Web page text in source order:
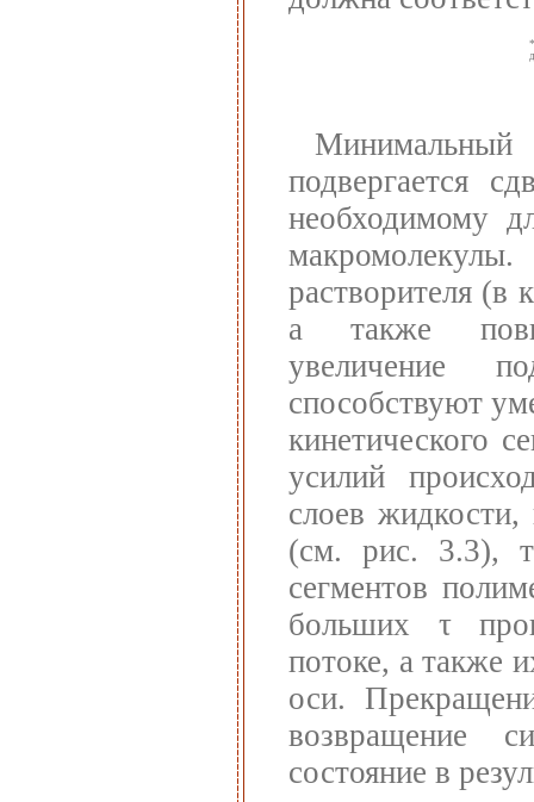
*
д
подвергается
необходимому
растворителя (в
а также
увеличение
способствуют
кинетического
усилий
слоев
(см. рис. 3.3),
сегментов
больших τ
потоке, а также
оси.
возвращение
состояние в